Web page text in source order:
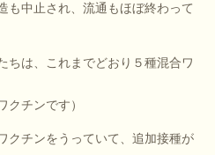
も中止され、流通もほぼ終わって
ちは、これまでどおり５種混合ワ
クチンです）
クチンをうっていて、追加接種が